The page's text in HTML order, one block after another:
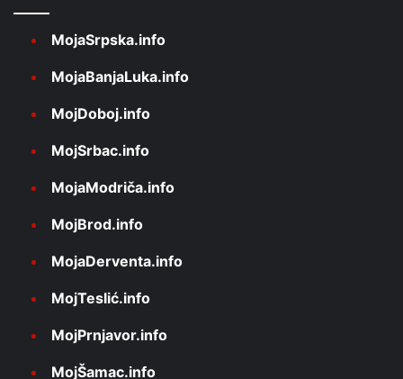
MojaSrpska.info
MojaBanjaLuka.info
MojDoboj.info
MojSrbac.info
MojaModriča.info
MojBrod.info
MojaDerventa.info
MojTeslić.info
MojPrnjavor.info
MojŠamac.info